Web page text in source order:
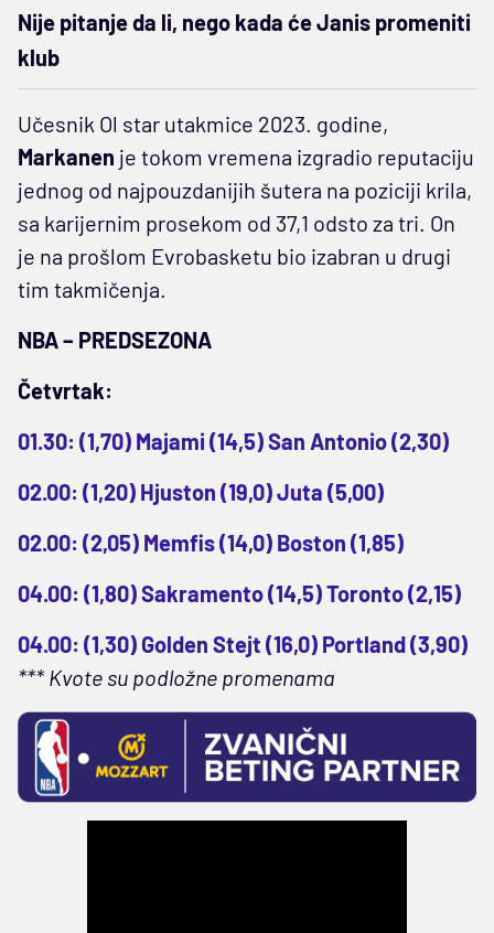
Nije pitanje da li, nego kada će Janis promeniti
klub
Učesnik Ol star utakmice 2023. godine,
Markanen je tokom vremena izgradio reputaciju
jednog od najpouzdanijih šutera na poziciji krila,
sa karijernim prosekom od 37,1 odsto za tri. On
je na prošlom Evrobasketu bio izabran u drugi
tim takmičenja.
NBA – PREDSEZONA
Četvrtak:
01.30: (1,70) Majami (14,5) San Antonio (2,30)
02.00: (1,20) Hjuston (19,0) Juta (5,00)
02.00: (2,05) Memfis (14,0) Boston (1,85)
04.00: (1,80) Sakramento (14,5) Toronto (2,15)
04.00: (1,30) Golden Stejt (16,0) Portland (3,90)
*** Kvote su podložne promenama